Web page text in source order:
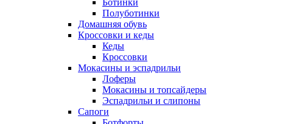
Ботинки
Полуботинки
Домашняя обувь
Кроссовки и кеды
Кеды
Кроссовки
Мокасины и эспадрильи
Лоферы
Мокасины и топсайдеры
Эспадрильи и слипоны
Сапоги